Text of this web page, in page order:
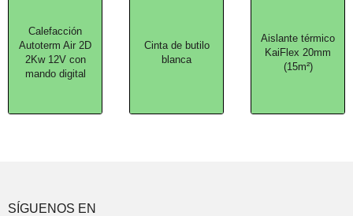
Calefacción
Autoterm Air 2D
2Kw 12V con
mando digital
Cinta de butilo
blanca
Aislante térmico
KaiFlex 20mm
(15m²)
SÍGUENOS EN